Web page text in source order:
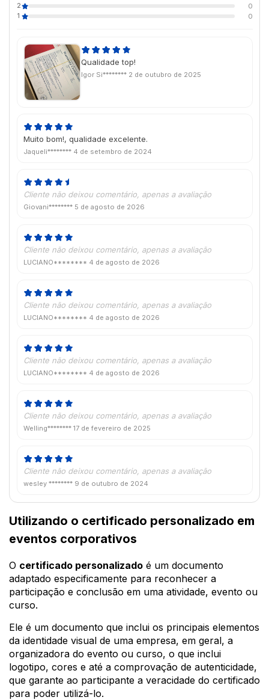
2
0
1
0
Qualidade top!
Igor Si******** 2 de outubro de 2025
Muito bom!, qualidade excelente.
Jaqueli******** 4 de setembro de 2024
Cliente não deixou comentário, apenas a avaliação
Giovani******** 5 de agosto de 2026
Cliente não deixou comentário, apenas a avaliação
LUCIANO******** 4 de agosto de 2026
Cliente não deixou comentário, apenas a avaliação
LUCIANO******** 4 de agosto de 2026
Cliente não deixou comentário, apenas a avaliação
LUCIANO******** 4 de agosto de 2026
Cliente não deixou comentário, apenas a avaliação
Welling******** 17 de fevereiro de 2025
Cliente não deixou comentário, apenas a avaliação
wesley ******** 9 de outubro de 2024
Utilizando o certificado personalizado em
eventos corporativos
O certificado personalizado é um documento
adaptado especificamente para reconhecer a
participação e conclusão em uma atividade, evento ou
curso.
Ele é um documento que inclui os principais elementos
da identidade visual de uma empresa, em geral, a
organizadora do evento ou curso, o que inclui
logotipo, cores e até a comprovação de autenticidade,
que garante ao participante a veracidade do certificado
para poder utilizá-lo.